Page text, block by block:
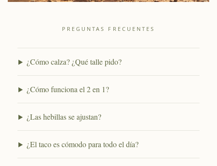
PREGUNTAS FRECUENTES
¿Cómo calza? ¿Qué talle pido?
¿Cómo funciona el 2 en 1?
¿Las hebillas se ajustan?
¿El taco es cómodo para todo el día?